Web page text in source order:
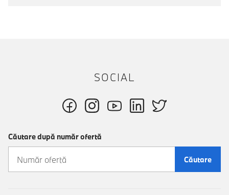
SOCIAL
Căutare după număr ofertă
Căutare